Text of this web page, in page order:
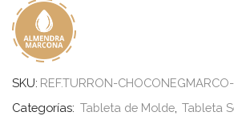
SKU: REF.TURRON-
Categorías: Tableta de Molde Tableta